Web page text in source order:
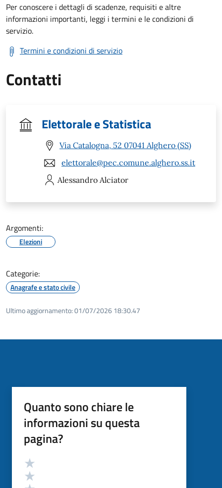
Per conoscere i dettagli di scadenze, requisiti e altre
informazioni importanti, leggi i termini e le condizioni di
servizio.
Termini e condizioni di servizio
Contatti
Elettorale e Statistica
Via Catalogna, 52 07041 Alghero (SS)
elettorale@pec.comune.alghero.ss.it
Alessandro Alciator
Argomenti:
Elezioni
Categorie:
Anagrafe e stato civile
Ultimo aggiornamento:01/07/2026 18:30.47
Quanto sono chiare le
informazioni su questa
pagina?
Valutazione